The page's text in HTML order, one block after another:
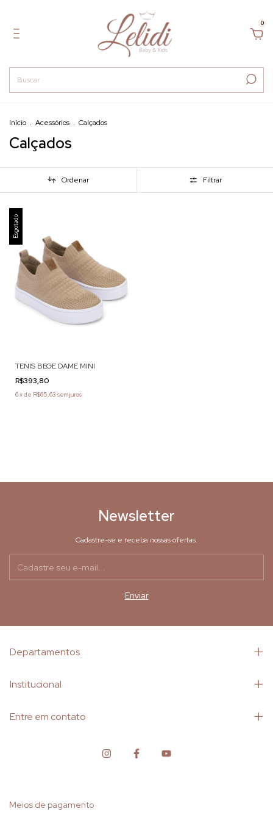
0
Início . Acessórios . Calçados
Calçados
Ordenar Filtrar
Esgotado
TENIS BEGE DAME MINI
R$393,80
6xde R$65,63 sem juros
Newsletter
Cadastre-se e receba nossas ofertas.
Departamentos
Institucional
Entre em contato
Meios de pagamento